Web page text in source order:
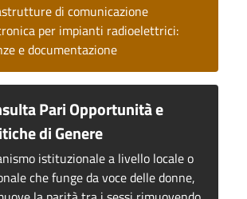
di comunicazione
per impianti radioelettrici:
e documentazione
Pari Opportunità e
di Genere
istituzionale a livello locale o
che funge da voce delle donne,